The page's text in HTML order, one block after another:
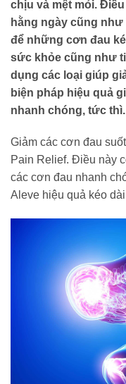
chịu và mệt mỏi.
hằng ngày cũng
để những cơn đau
sức khỏe cũng như
dụng các loại giúp
biện pháp hiệu quả
nhanh chóng, tức thì.
Giảm các cơn đau
Pain Relief. Điều này
các cơn đau nhanh
Aleve hiệu quả kéo